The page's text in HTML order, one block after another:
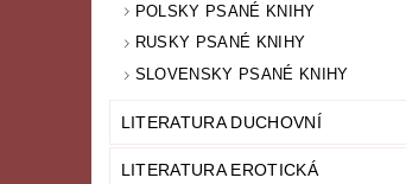
POLSKY PSANÉ KNIHY
RUSKY PSANÉ KNIHY
SLOVENSKY PSANÉ KNIHY
LITERATURA DUCHOVNÍ
LITERATURA EROTICKÁ